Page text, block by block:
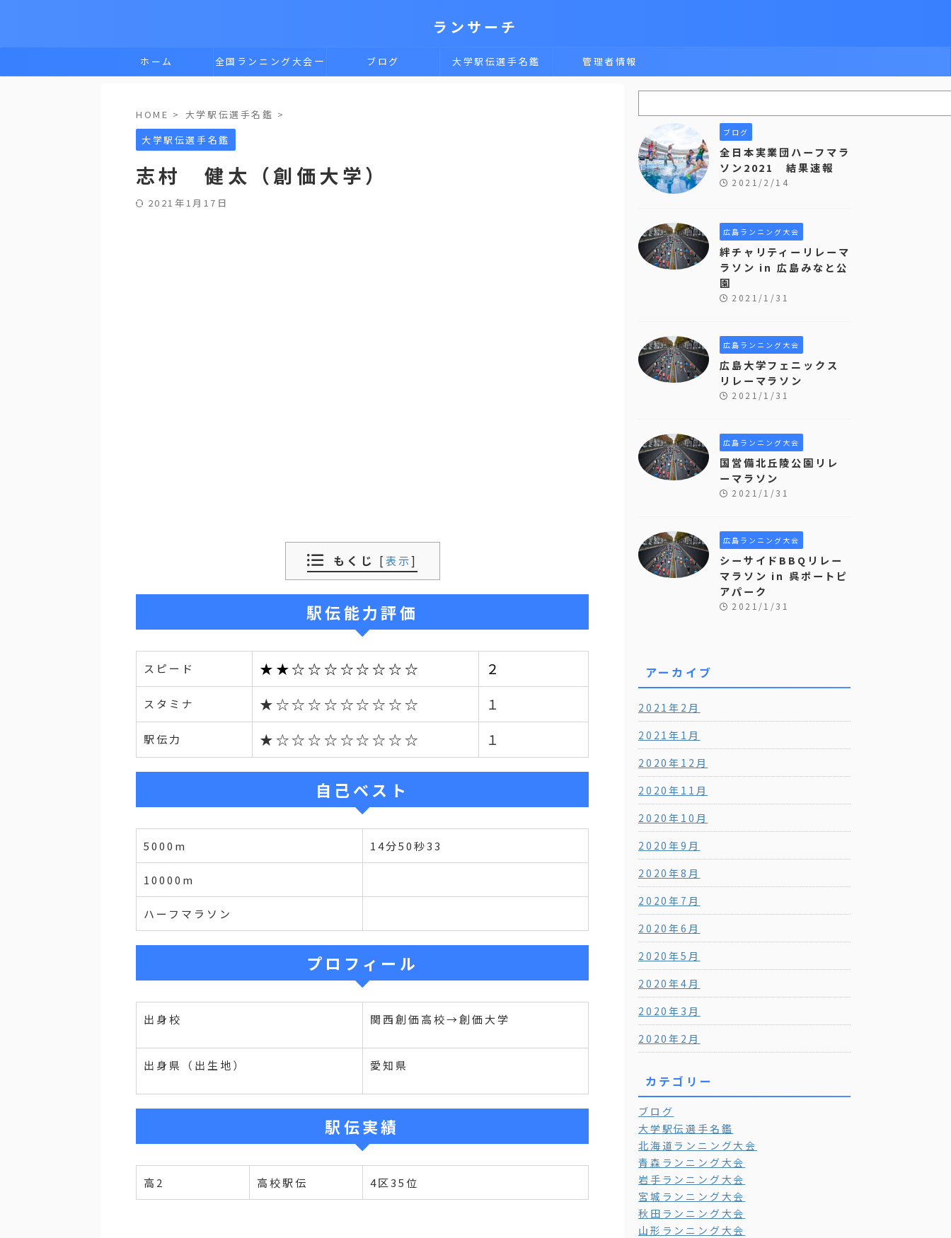
ランサーチ
ホーム 全国ランニング大会一 ブログ 大学駅伝選手名鑑 管理者情報
HOME > 大学駅伝選手名鑑 >
大学駅伝選手名鑑
志村 健太（創価大学）
2021年1月17日
もくじ [表示]
駅伝能力評価
スピード ★★☆☆☆☆☆☆☆☆ ２
スタミナ ★☆☆☆☆☆☆☆☆☆ １
駅伝力 ★☆☆☆☆☆☆☆☆☆ １
自己ベスト
5000m 14分50秒33
10000m
ハーフマラソン
プロフィール
出身校 関西創価高校→創価大学
出身県（出生地） 愛知県
駅伝実績
高2 高校駅伝 4区35位
ブログ
全日本実業団ハーフマラ
ソン2021 結果速報
2021/2/14
広島ランニング大会
絆チャリティーリレーマ
ラソン in 広島みなと公
園
2021/1/31
広島ランニング大会
広島大学フェニックス
リレーマラソン
2021/1/31
広島ランニング大会
国営備北丘陵公園リレ
ーマラソン
2021/1/31
広島ランニング大会
シーサイドBBQリレー
マラソン in 呉ポートピ
アパーク
2021/1/31
アーカイブ
2021年2月
2021年1月
2020年12月
2020年11月
2020年10月
2020年9月
2020年8月
2020年7月
2020年6月
2020年5月
2020年4月
2020年3月
2020年2月
カテゴリー
ブログ
大学駅伝選手名鑑
北海道ランニング大会
青森ランニング大会
岩手ランニング大会
宮城ランニング大会
秋田ランニング大会
山形ランニング大会